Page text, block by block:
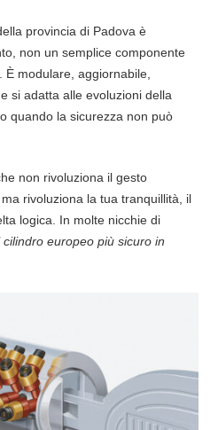
provincia di Padova è
non un semplice componente
modulare, aggiornabile,
si adatta alle evoluzioni della
quando la sicurezza non può
non rivoluziona il gesto
rivoluziona la tua tranquillità, il
logica. In molte nicchie di
cilindro europeo più sicuro in